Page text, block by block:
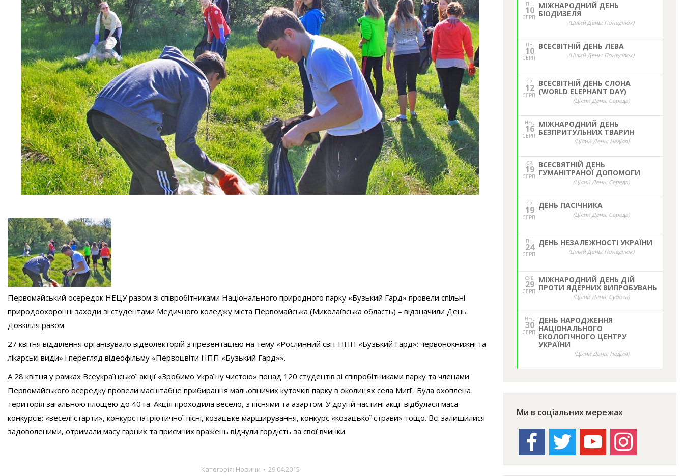
Первомайський осередок НЕЦУ разом зі співробітниками Національного природного парку «Бузький Гард» провели спільні
природоохоронні заходи зі студентами Медичного коледжу міста Первомайська (Миколаївська область) – відзначили День
Довкілля разом.
27 квітня відділення організувало відеолекторій з презентацією на тему «Рослинний світ НПП «Бузький Гард»: червонокнижні та
лікарські види» і перегляд відеофільму «Первоцвіти НПП «Бузький Гард»».
А 28 квітня у рамках Всеукраїнської акції «Зробимо Україну чистою» понад 120 студентів зі співробітниками парку та членами
Первомайського осередку провели масштабне прибирання мальовничих куточків парку в околицях села Мигії. Була охоплена
територія загальною площею до 40 га. Акція проходила весело, з піснями та азартом. У другій частині акції відбулася маса
конкурсів: «веселі старти», конкурс патріотичної пісні, козацьке марширування, конкурс «козацької страви» тощо. Всі залишилися
задоволеними, отримали масу гарних та приємних вражень відчули гордість за свої вчинки.
Категорія: Новини 29.04.2015
ПН.
10
СЕРП.
МІЖНАРОДНИЙ ДЕНЬ
БІОДИЗЕЛЯ
(Цілий День: Понеділок)
ПН.
10
СЕРП.
ВСЕСВІТНІЙ ДЕНЬ ЛЕВА
(Цілий День: Понеділок)
СР.
12
СЕРП.
ВСЕСВІТНІЙ ДЕНЬ СЛОНА
(WORLD ELEPHANT DAY)
(Цілий День: Середа)
НЕД,
16
СЕРП.
МІЖНАРОДНИЙ ДЕНЬ
БЕЗПРИТУЛЬНИХ ТВАРИН
(Цілий День: Неділя)
СР.
19
СЕРП.
ВСЕСВЯТНІЙ ДЕНЬ
ГУМАНІТРАНОЇ ДОПОМОГИ
(Цілий День: Середа)
СР.
19
СЕРП.
ДЕНЬ ПАСІЧНИКА
(Цілий День: Середа)
ПН.
24
СЕРП.
ДЕНЬ НЕЗАЛЕЖНОСТІ УКРАЇНИ
(Цілий День: Понеділок)
СУБ.
29
СЕРП.
МІЖНАРОДНИЙ ДЕНЬ ДІЙ
ПРОТИ ЯДЕРНИХ ВИПРОБУВАНЬ
(Цілий День: Субота)
НЕД,
30
СЕРП.
ДЕНЬ НАРОДЖЕННЯ
НАЦІОНАЛЬНОГО
ЕКОЛОГІЧНОГО ЦЕНТРУ
УКРАЇНИ
(Цілий День: Неділя)
Ми в соціальних мережах
facebook twitter youtube instagram